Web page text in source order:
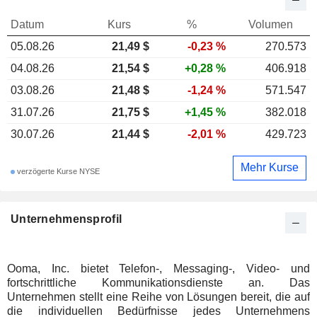
Unternehmensprofil
Ooma, Inc. bietet Telefon-, Messaging-, Video- und
fortschrittliche Kommunikationsdienste an. Das
Unternehmen stellt eine Reihe von Lösungen bereit, die auf
die individuellen Bedürfnisse jedes Unternehmens
Datum Kurs %
Volumen
05.08.26
21,49 $ -0,23 %
270.573
04.08.26
21,54 $ +0,28 %
406.918
03.08.26
21,48 $ -1,24 %
571.547
31.07.26
21,75 $ +1,45 %
382.018
30.07.26
21,44 $ -2,01 % 429.723
verzögerte Kurse NYSE Mehr Kurse